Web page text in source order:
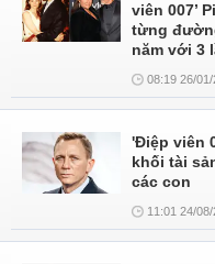
viên 007’
từng
năm với 3
08:19 26/01/
'Điệp viên
khối tài
các con
11:01 24/08/